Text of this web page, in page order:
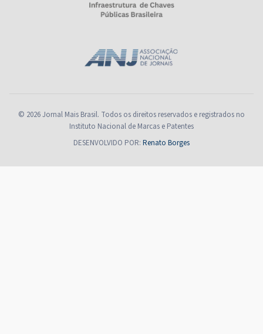
© 2026 Jornal Mais Brasil. Todos os direitos reservados e registrados no
Instituto Nacional de Marcas e Patentes
DESENVOLVIDO POR: Renato Borges